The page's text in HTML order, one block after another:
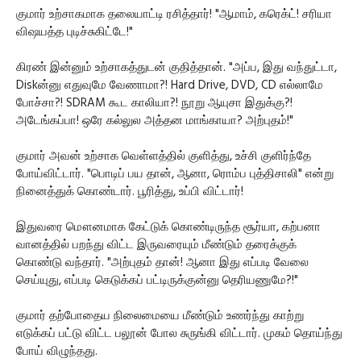
குமார் உற்சாகமாக தலையாட்டி ரசித்தார்! "ஆமாம், கரெக்ட்! சரியா
விஷயத்த புடிச்சுகிட்டே!"
கிரண் இன்னும் உற்சாகத்துடன் குதித்தான். "அப்ப, இது வந்துட்டா,
Diskன்னு எதுவுமே வேணாமா?! Hard Drive, DVD, CD எல்லாமே
போச்சா?! SDRAM கூட காலியா?! நூறு ஆயுசா இதுக்கு?!
அடேங்கப்பா! ஒரே கல்லுல அத்தன மாங்காயா? அற்புதம்!"
குமார் அவன் உற்சாக வெள்ளத்தில் குளித்து, உச்சி குளிர்ந்தே
போய்விட்டார். "பொடிப் பய தான், ஆனா, ரொம்ப புத்திசாலி" என்று
நினைத்துக் கொண்டார். பூரித்து, உப்பி விட்டார்!
இதுவரை மௌனமாக கேட்டுக் கொண்டிருந்த சூர்யா, கற்பனா
வானத்தில் பறந்து விட்ட இருவரையும் மீண்டும் தரைக்குக்
கொண்டு வந்தார். "அற்புதம் தான்! ஆனா இது எப்படி வேலை
செய்யுது, எப்படி கெடுக்கப் பட்டிருக்குன்னு தெரியணுமே?!"
குமார் தற்போதைய நிலைமையை மீண்டும் உணர்ந்து காற்று
எடுக்கப் பட்டு விட்ட பலூன் போல சுருங்கி விட்டார். முகம் தொய்ந்து
போய் விழுந்தது.